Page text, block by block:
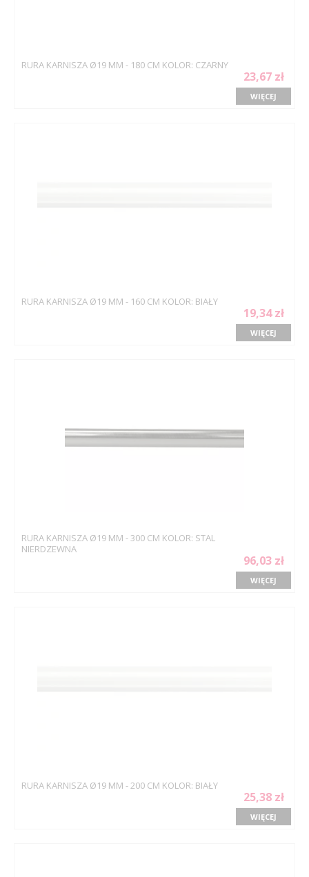
RURA KARNISZA Ø19 MM - 180 CM KOLOR: CZARNY
23,67 zł
WIĘCEJ
RURA KARNISZA Ø19 MM - 160 CM KOLOR: BIAŁY
19,34 zł
WIĘCEJ
RURA KARNISZA Ø19 MM - 300 CM KOLOR: STAL
NIERDZEWNA
96,03 zł
WIĘCEJ
RURA KARNISZA Ø19 MM - 200 CM KOLOR: BIAŁY
25,38 zł
WIĘCEJ